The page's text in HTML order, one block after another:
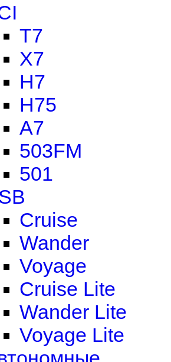
T7
X7
H7
H75
A7
503FM
501
Cruise
Wander
Voyage
Cruise Lite
Wander Lite
Voyage Lite